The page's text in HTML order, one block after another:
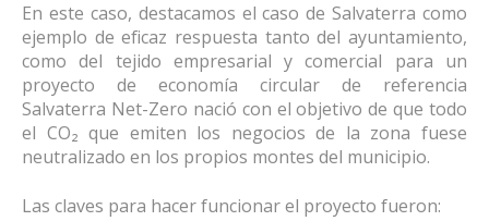
En este caso, destacamos el caso de Salvaterra como
ejemplo de eficaz respuesta tanto del ayuntamiento,
como del tejido empresarial y comercial para un
proyecto de economía circular de referencia
Salvaterra Net-Zero nació con el objetivo de que todo
el CO₂ que emiten los negocios de la zona fuese
neutralizado en los propios montes del municipio.
Las claves para hacer funcionar el proyecto fueron: